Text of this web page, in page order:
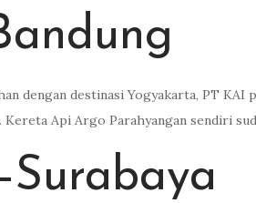
dengan destinasi Yogyakarta, PT
Kereta Api Argo Parahyangan sendiri